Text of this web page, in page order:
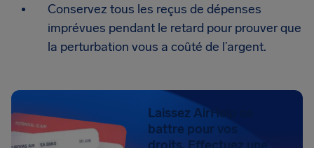
Conservez tous les reçus de dépenses
imprévues pendant le retard pour prouver que
la perturbation vous a coûté de l’argent.
Laissez AirHelp se
battre pour vos